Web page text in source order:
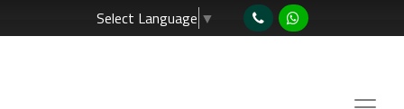
Select Language ▼